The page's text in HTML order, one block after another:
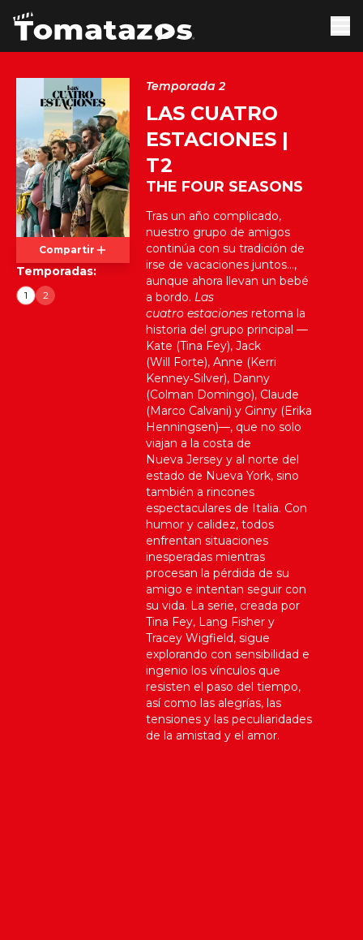
Compartir
Temporadas:
1 2
Temporada 2
LAS CUATRO
ESTACIONES |
T2
THE FOUR SEASONS
Tras un año complicado,
nuestro grupo de amigos
continúa con su tradición de
irse de vacaciones juntos…,
aunque ahora llevan un bebé
a bordo. Las
cuatro estaciones retoma la
historia del grupo principal —
Kate (Tina Fey), Jack
(Will Forte), Anne (Kerri
Kenney‑Silver), Danny
(Colman Domingo), Claude
(Marco Calvani) y Ginny (Erika
Henningsen)—, que no solo
viajan a la costa de
Nueva Jersey y al norte del
estado de Nueva York, sino
también a rincones
espectaculares de Italia. Con
humor y calidez, todos
enfrentan situaciones
inesperadas mientras
procesan la pérdida de su
amigo e intentan seguir con
su vida. La serie, creada por
Tina Fey, Lang Fisher y
Tracey Wigfield, sigue
explorando con sensibilidad e
ingenio los vínculos que
resisten el paso del tiempo,
así como las alegrías, las
tensiones y las peculiaridades
de la amistad y el amor.